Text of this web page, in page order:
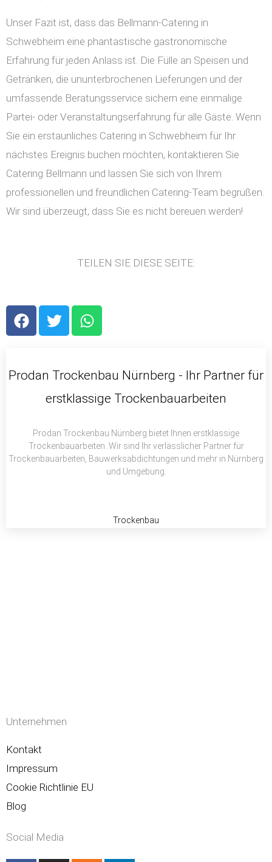
Unser Fazit ist, dass das Bellmann-Catering in
Schwebheim eine phantastische gastronomische
Erfahrung für jeden Anlass ist. Die Fülle an Speisen und
Getränken, die ununterbrochenen Lieferungen und der
umfassende Beratungsservice sichern eine einmalige
Partei- oder Veranstaltungserfahrung für alle Gäste. Wenn
Sie ein erstaunliches Catering in Schwebheim für Ihr
nächstes Ereignis buchen möchten, kontaktieren Sie
Catering Bellmann und lassen Sie sich von Ihrem
professionellen und freundlichen Catering-Team begrüßen.
Wir sind überzeugt, dass Sie es nicht bereuen werden!
TEILEN SIE DIESE SEITE:
F
a
b
T
w
t
r
W
h
s
p
Prodan Trockenbau Nürnberg - Ihr Partner für
erstklassige Trockenbauarbeiten
Prodan Trockenbau Nürnberg bietet Ihnen erstklassige
Trockenbauarbeiten. Wir sind Ihr verlässlicher Partner für
Trockenbauarbeiten, Bauwerksabdichtungen und mehr in Nürnberg
und Umgebung.
Trockenbau
Unternehmen
Kontakt
Impressum
Cookie Richtlinie EU
Blog
Social Media